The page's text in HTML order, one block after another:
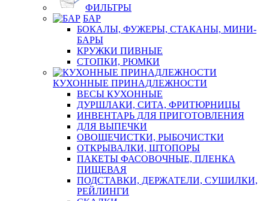
ФИЛЬТРЫ
БАР
БОКАЛЫ, ФУЖЕРЫ, СТАКАНЫ, МИНИ-
БАРЫ
КРУЖКИ ПИВНЫЕ
СТОПКИ, РЮМКИ
КУХОННЫЕ ПРИНАДЛЕЖНОСТИ
ВЕСЫ КУХОННЫЕ
ДУРШЛАКИ, СИТА, ФРИТЮРНИЦЫ
ИНВЕНТАРЬ ДЛЯ ПРИГОТОВЛЕНИЯ
ДЛЯ ВЫПЕЧКИ
ОВОЩЕЧИСТКИ, РЫБОЧИСТКИ
ОТКРЫВАЛКИ, ШТОПОРЫ
ПАКЕТЫ ФАСОВОЧНЫЕ, ПЛЕНКА
ПИЩЕВАЯ
ПОДСТАВКИ, ДЕРЖАТЕЛИ, СУШИЛКИ,
РЕЙЛИНГИ